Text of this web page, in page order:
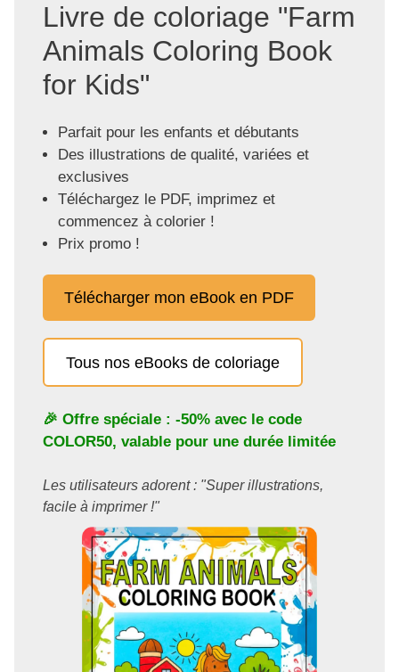
Livre de coloriage "Farm
Animals Coloring Book
for Kids"
Parfait pour les enfants et débutants
Des illustrations de qualité, variées et
exclusives
Téléchargez le PDF, imprimez et
commencez à colorier !
Prix promo !
Télécharger mon eBook en PDF
Tous nos eBooks de coloriage
🎉 Offre spéciale : -50% avec le code
COLOR50, valable pour une durée limitée
Les utilisateurs adorent : "Super illustrations,
facile à imprimer !"